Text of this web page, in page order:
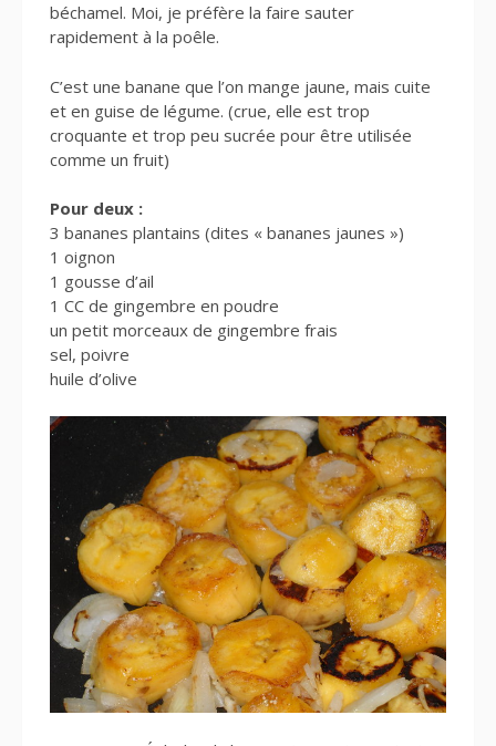
béchamel. Moi, je préfère la faire sauter
rapidement à la poêle.
C’est une banane que l’on mange jaune, mais cuite
et en guise de légume. (crue, elle est trop
croquante et trop peu sucrée pour être utilisée
comme un fruit)
Pour deux :
3 bananes plantains (dites « bananes jaunes »)
1 oignon
1 gousse d’ail
1 CC de gingembre en poudre
un petit morceaux de gingembre frais
sel, poivre
huile d’olive